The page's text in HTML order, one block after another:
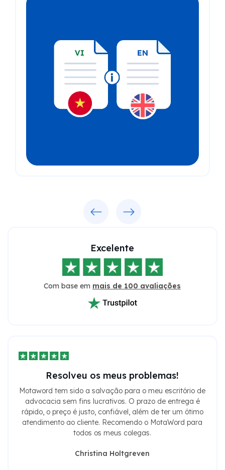
Excelente
Com base em mais de 100 avaliações
Resolveu os meus problemas!
Motaword tem sido a salvação para o meu escritório de
advocacia sem fins lucrativos. O prazo de entrega é
rápido, o preço é justo, confiável, além de ter um ótimo
atendimento ao cliente. Recomendo o MotaWord para
todos os meus colegas.
Christina Holtgreven